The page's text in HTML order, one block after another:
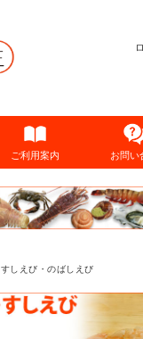
ご利用案内 お問い
すしえび・のばしえび